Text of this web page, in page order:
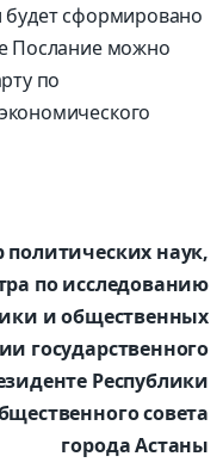
сформировано
Послание можно
по
политических наук,
по исследованию
и общественных
государственного
Республики
совета
города Астаны